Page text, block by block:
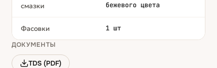
смазки
бежевого цвета
Фасовки 1 шт
ДОКУМЕНТЫ
TDS (PDF)